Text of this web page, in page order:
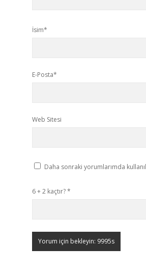
İsim*
E-Posta*
Web Sitesi
Daha sonraki yorumlarımda
6 + 2 kaçtır?*